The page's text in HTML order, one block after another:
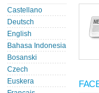
Castellano
Deutsch
English
Bahasa Indonesia
Bosanski
Czech
Euskera